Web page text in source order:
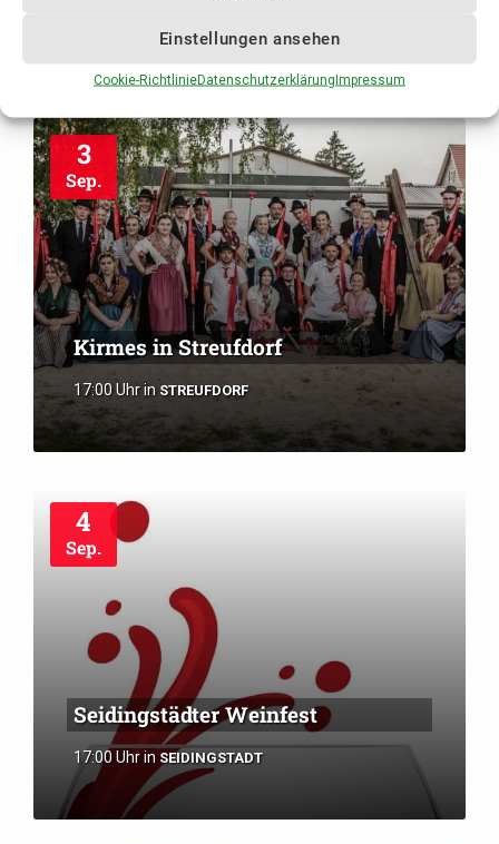
Einstellungen ansehen
Cookie-RichtlinieDatenschutzerklärungImpressum
3
Sep.
Kirmes in Streufdorf
17:00 Uhrin STREUFDORF
4
Sep.
Seidingstädter Weinfest
17:00 Uhrin SEIDINGSTADT